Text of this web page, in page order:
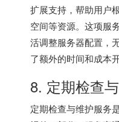
扩展支持，帮助用户
空间等资源。这项服
活调整服务器配置，
了额外的时间和成本开
8. 定期检查
定期检查与维护服务